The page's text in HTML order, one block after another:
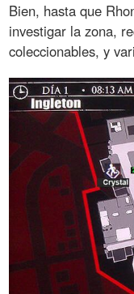
Bien, hasta que
investigar la zona,
coleccionables, y